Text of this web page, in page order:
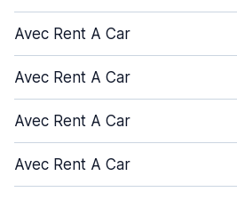
Avec Rent A Car
Avec Rent A Car
Avec Rent A Car
Avec Rent A Car